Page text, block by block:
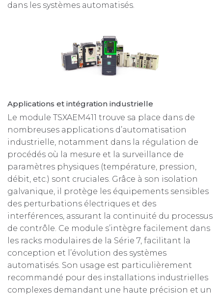
dans les systèmes automatisés.
Applications et intégration industrielle
Le module TSXAEM411 trouve sa place dans de
nombreuses applications d’automatisation
industrielle, notamment dans la régulation de
procédés où la mesure et la surveillance de
paramètres physiques (température, pression,
débit, etc.) sont cruciales. Grâce à son isolation
galvanique, il protège les équipements sensibles
des perturbations électriques et des
interférences, assurant la continuité du processus
de contrôle. Ce module s’intègre facilement dans
les racks modulaires de la Série 7, facilitant la
conception et l’évolution des systèmes
automatisés. Son usage est particulièrement
recommandé pour des installations industrielles
complexes demandant une haute précision et un